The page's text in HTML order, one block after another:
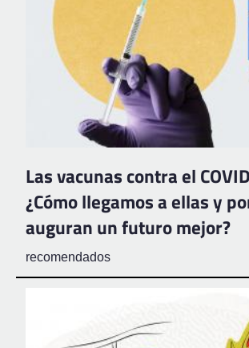
Las vacunas contra el
¿Cómo llegamos a ellas y
auguran un futuro mejor?
recomendados